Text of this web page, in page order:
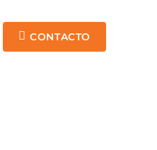
CONTACTO